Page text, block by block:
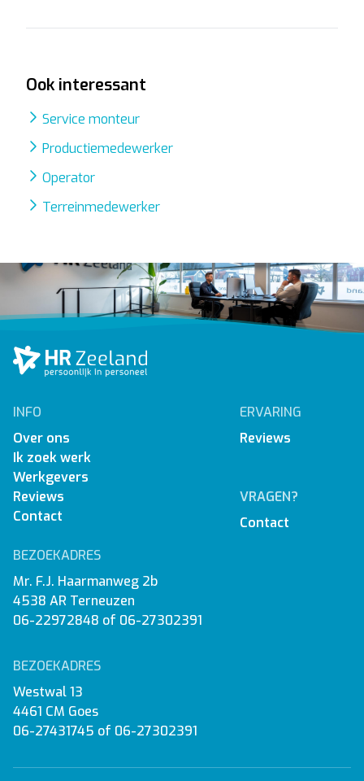
Ook interessant
Service monteur
Productiemedewerker
Operator
Terreinmedewerker
INFO
Over ons
Ik zoek werk
Werkgevers
Reviews
Contact
ERVARING
Reviews
VRAGEN?
Contact
BEZOEKADRES
Mr. F.J. Haarmanweg 2b
4538 AR Terneuzen
06-22972848 of 06-27302391
BEZOEKADRES
Westwal 13
4461 CM Goes
06-27431745 of 06-27302391